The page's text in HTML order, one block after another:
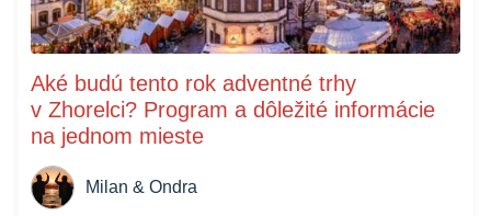
Aké budú tento rok adventné trhy
v Zhorelci? Program a dôležité informácie
na jednom mieste
Milan & Ondra